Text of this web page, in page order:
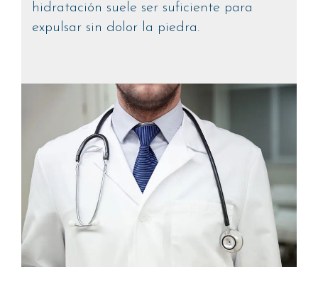
hidratación suele ser suficiente para
expulsar sin dolor la piedra.